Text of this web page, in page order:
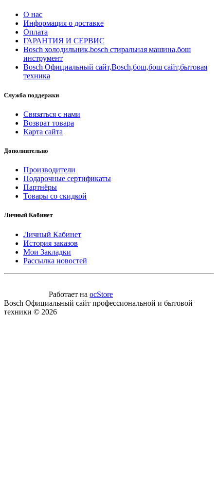
О нас
Информация о доставке
Оплата
ГАРАНТИЯ И СЕРВИС
Bosch холодильник,bosch стиральная машина,бош
инструмент
Bosch Официальный сайт,Bosch,бош,бош сайт,бытовая
техника
Служба поддержки
Связаться с нами
Возврат товара
Карта сайта
Дополнительно
Производители
Подарочные сертификаты
Партнёры
Товары со скидкой
Личный Кабинет
Личный Кабинет
История заказов
Мои Закладки
Рассылка новостей
Работает на ocStore
Bosch Официальный сайт профессиональной и бытовой
техники © 2026